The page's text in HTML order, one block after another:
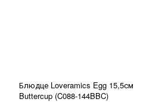
Блюдце Loveramics Egg 15,5см
Buttercup (C088-144BBC)